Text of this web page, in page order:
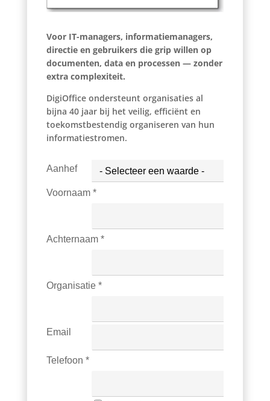
Voor IT-managers, informatiemanagers,
directie en gebruikers die grip willen op
documenten, data en processen — zonder
extra complexiteit.
DigiOffice ondersteunt organisaties al
bijna 40 jaar bij het veilig, efficiënt en
toekomstbestendig organiseren van hun
informatiestromen.